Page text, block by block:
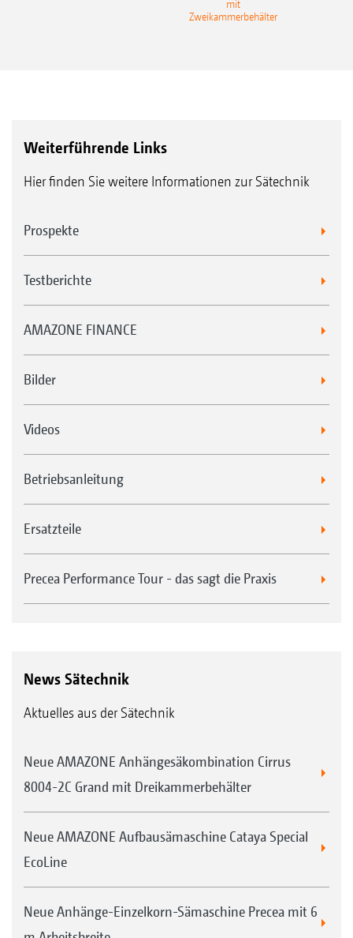
mit
Zweikammerbehälter
Weiterführende Links
Hier finden Sie weitere Informationen zur Sätechnik
Prospekte
Testberichte
AMAZONE FINANCE
Bilder
Videos
Betriebsanleitung
Ersatzteile
Precea Performance Tour - das sagt die Praxis
News Sätechnik
Aktuelles aus der Sätechnik
Neue AMAZONE Anhängesäkombination Cirrus
8004-2C Grand mit Dreikammerbehälter
Neue AMAZONE Aufbausämaschine Cataya Special
EcoLine
Neue Anhänge-Einzelkorn-Sämaschine Precea mit 6